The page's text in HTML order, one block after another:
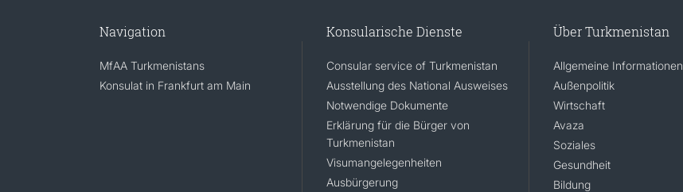
KONSULAR ABTEILUNG
KONTAKT
Navigation
MfAA Turkmenistans
Konsulat in Frankfurt am Main
Konsularische Dienste
Consular service of Turkmenistan
Ausstellung des National Ausweises
Notwendige Dokumente
Erklärung für die Bürger von
Turkmenistan
Visumangelegenheiten
Ausbürgerung
Über Turkmenistan
Allgemeine Informationen
Außenpolitik
Wirtschaft
Avaza
Soziales
Gesundheit
Bildung